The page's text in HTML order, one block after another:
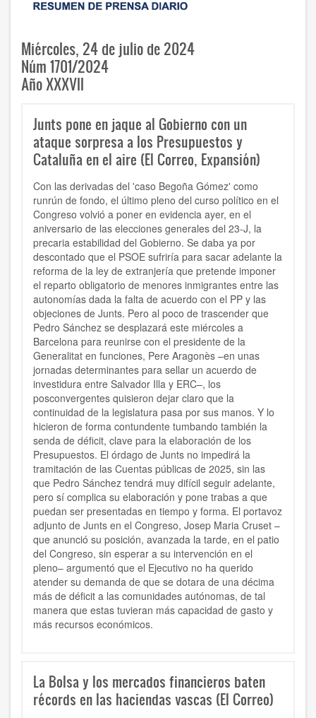
Miércoles, 24 de julio de 2024
Núm 1701/2024
Año XXXVII
Junts pone en jaque al Gobierno con un
ataque sorpresa a los Presupuestos y
Cataluña en el aire (El Correo, Expansión)
Con las derivadas del 'caso Begoña Gómez' como
runrún de fondo, el último pleno del curso político en el
Congreso volvió a poner en evidencia ayer, en el
aniversario de las elecciones generales del 23-J, la
precaria estabilidad del Gobierno. Se daba ya por
descontado que el PSOE sufriría para sacar adelante la
reforma de la ley de extranjería que pretende imponer
el reparto obligatorio de menores inmigrantes entre las
autonomías dada la falta de acuerdo con el PP y las
objeciones de Junts. Pero al poco de trascender que
Pedro Sánchez se desplazará este miércoles a
Barcelona para reunirse con el presidente de la
Generalitat en funciones, Pere Aragonès –en unas
jornadas determinantes para sellar un acuerdo de
investidura entre Salvador Illa y ERC–, los
posconvergentes quisieron dejar claro que la
continuidad de la legislatura pasa por sus manos. Y lo
hicieron de forma contundente tumbando también la
senda de déficit, clave para la elaboración de los
Presupuestos. El órdago de Junts no impedirá la
tramitación de las Cuentas públicas de 2025, sin las
que Pedro Sánchez tendrá muy difícil seguir adelante,
pero sí complica su elaboración y pone trabas a que
puedan ser presentadas en tiempo y forma. El portavoz
adjunto de Junts en el Congreso, Josep Maria Cruset –
que anunció su posición, avanzada la tarde, en el patio
del Congreso, sin esperar a su intervención en el
pleno– argumentó que el Ejecutivo no ha querido
atender su demanda de que se dotara de una décima
más de déficit a las comunidades autónomas, de tal
manera que estas tuvieran más capacidad de gasto y
más recursos económicos.
La Bolsa y los mercados financieros baten
récords en las haciendas vascas (El Correo)